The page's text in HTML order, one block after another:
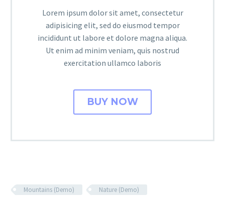
Lorem ipsum dolor sit amet, consectetur
adipisicing elit, sed do eiusmod tempor
incididunt ut labore et dolore magna aliqua.
Ut enim ad minim veniam, quis nostrud
exercitation ullamco laboris
BUY NOW
Mountains (Demo)
Nature (Demo)